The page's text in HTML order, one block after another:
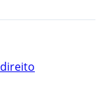
direito